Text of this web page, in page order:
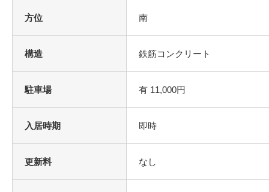
方位 南
構造 鉄筋コンクリート
駐車場 有 11,000円
入居時期 即時
更新料 なし